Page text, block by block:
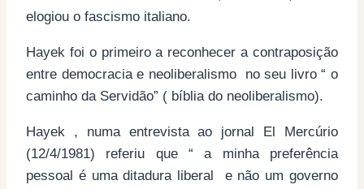
elogiou o fascismo italiano.
Hayek foi o primeiro a reconhecer a contraposição
entre democracia e neoliberalismo no seu livro “ o
caminho da Servidão” ( bíblia do neoliberalismo).
Hayek , numa entrevista ao jornal El Mercúrio
(12/4/1981) referiu que “ a minha preferência
pessoal é uma ditadura liberal e não um governo